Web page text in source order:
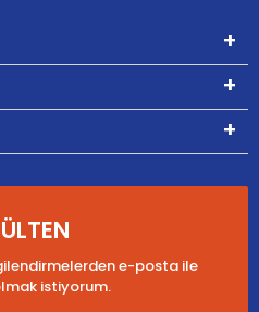
e-posta ile
istiyorum.